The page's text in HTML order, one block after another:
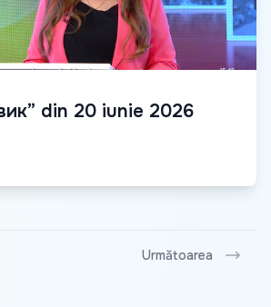
din 20 iunie 2026
Următoarea